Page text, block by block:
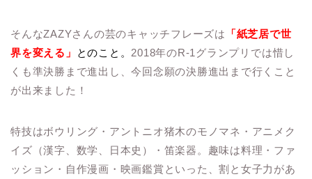
そんなZAZYさんの芸のキャッチフレーズは
「紙芝居で世
界を変える」
とのこと。 2018年のR-1グランプリでは惜し
くも準決勝まで進出し、今回念願の決勝進出まで行くこと
が出来ました！
特技はボウリング・アントニオ猪木のモノマネ・アニメク
イズ（漢字、数学、日本史）・笛楽器。趣味は料理・ファ
ッション・自作漫画・映画鑑賞といった、割と女子力があ